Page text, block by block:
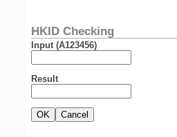
HKID Checking
Input (A123456)
Result